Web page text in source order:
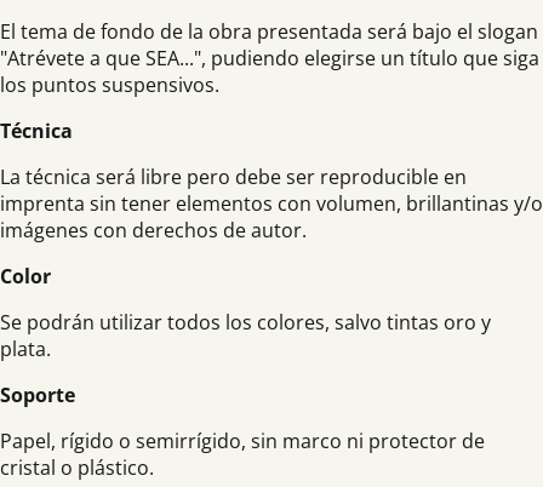
El tema de fondo de la obra presentada será bajo el slogan
"Atrévete a que SEA...", pudiendo elegirse un título que siga
los puntos suspensivos.
Técnica
La técnica será libre pero debe ser reproducible en
imprenta sin tener elementos con volumen, brillantinas y/o
imágenes con derechos de autor.
Color
Se podrán utilizar todos los colores, salvo tintas oro y
plata.
Soporte
Papel, rígido o semirrígido, sin marco ni protector de
cristal o plástico.